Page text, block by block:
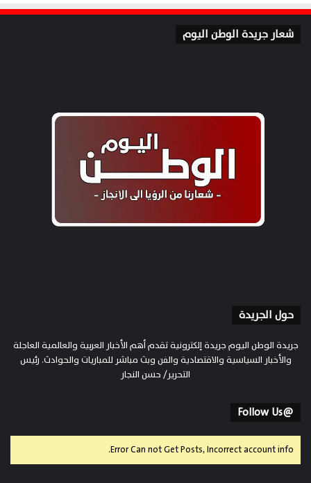
شعار جريدة الوطن اليوم
حول الجريدة
جريدة الوطن اليوم جريدة إلكترونية تقدم أهم الأخبار العربية والعالمية العاجلة
والأخبار السياسية والاقتصادية والفن وبث مباشر للمباريات والحوادث. رئيس
التحرير/ حسن النجار
@Follow Us
Error Can not Get Posts, Incorrect account info.